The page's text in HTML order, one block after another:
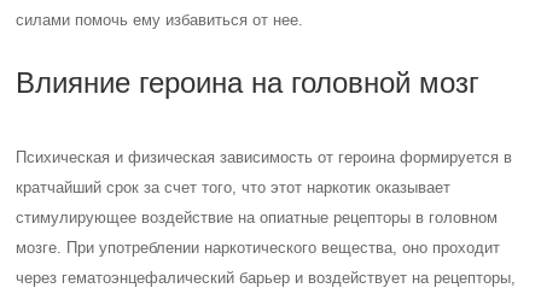
силами помочь ему избавиться от нее.
Влияние героина на головной мозг
Психическая и физическая зависимость от героина формируется в
кратчайший срок за счет того, что этот наркотик оказывает
стимулирующее воздействие на опиатные рецепторы в головном
мозге. При употреблении наркотического вещества, оно проходит
через гематоэнцефалический барьер и воздействует на рецепторы,